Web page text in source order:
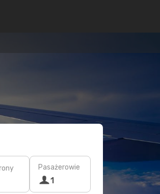
Pasażerowie
1